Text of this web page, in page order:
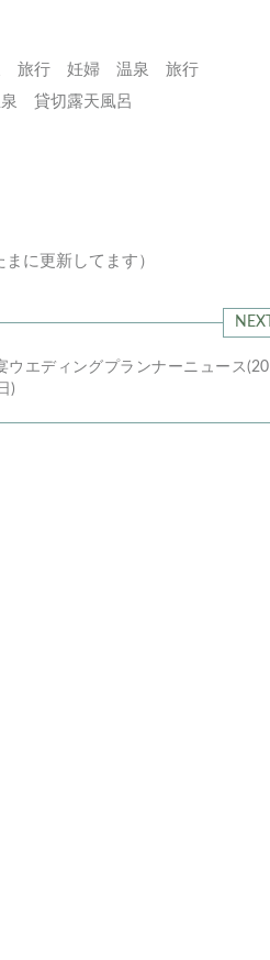
旅行
妊婦 温泉 旅行
貸切露天風呂
まに更新してます）
NEXT
ウエディングプランナーニュース
)